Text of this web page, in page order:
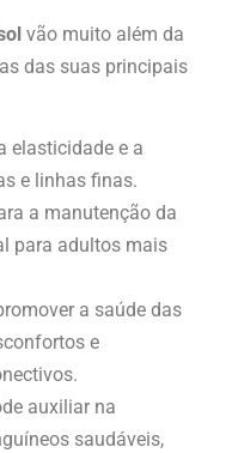
vão muito além da
das suas principais
elasticidade e a
e linhas finas.
a manutenção da
para adultos mais
a saúde das
e
auxiliar na
saudáveis,